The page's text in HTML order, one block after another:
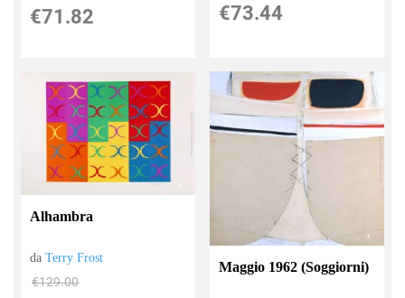
€71.82 €73.44
Alhambra
daTerry Frost
€129.00
Maggio 1962 (Soggiorni)